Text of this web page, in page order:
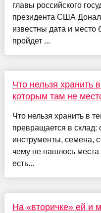
главы российского
президента США
известны дата и место
пройдет ...
Что нельзя хранить
которым там не
Что нельзя хранить в
превращается в
инструменты, семена,
чему не нашлось места
есть...
На «вторичке» ей и